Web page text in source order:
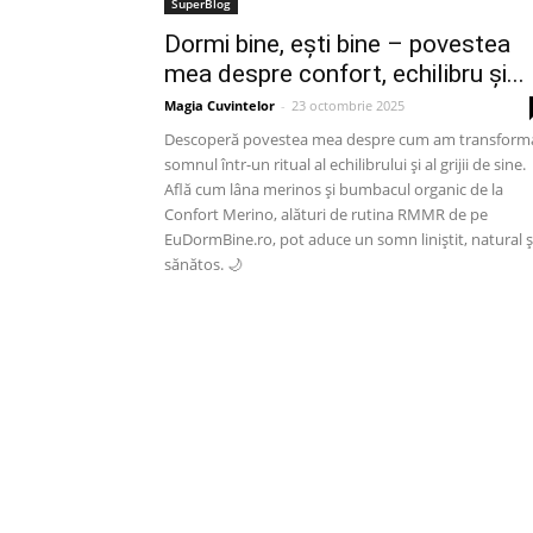
SuperBlog
Dormi bine, ești bine – povestea
mea despre confort, echilibru și...
Magia Cuvintelor - 23 octombrie 2025
Descoperă povestea mea despre cum am
somnul într-un ritual al echilibrului și al grijii de sine.
Află cum lâna merinos și bumbacul organic de la
Confort Merino, alături de rutina RMMR de pe
EuDormBine.ro, pot aduce un somn liniștit, natural
sănătos. 🌙